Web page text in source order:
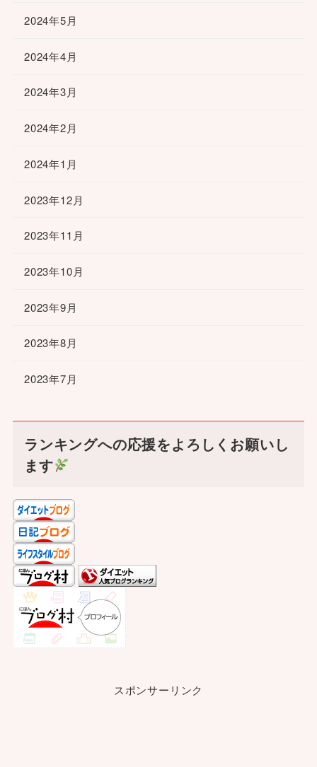
2024年5月
2024年4月
2024年3月
2024年2月
2024年1月
2023年12月
2023年11月
2023年10月
2023年9月
2023年8月
2023年7月
ランキングへの応援をよろしくお願いし
ます
スポンサーリンク